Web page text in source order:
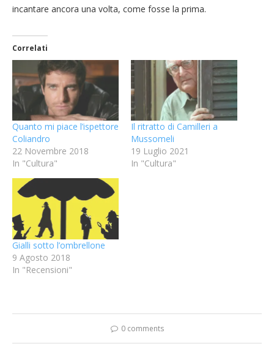
incantare ancora una volta, come fosse la prima.
Correlati
Quanto mi piace l’ispettore
Coliandro
22 Novembre 2018
In "Cultura"
Il ritratto di Camilleri a
Mussomeli
19 Luglio 2021
In "Cultura"
Gialli sotto l’ombrellone
9 Agosto 2018
In "Recensioni"
0 comments